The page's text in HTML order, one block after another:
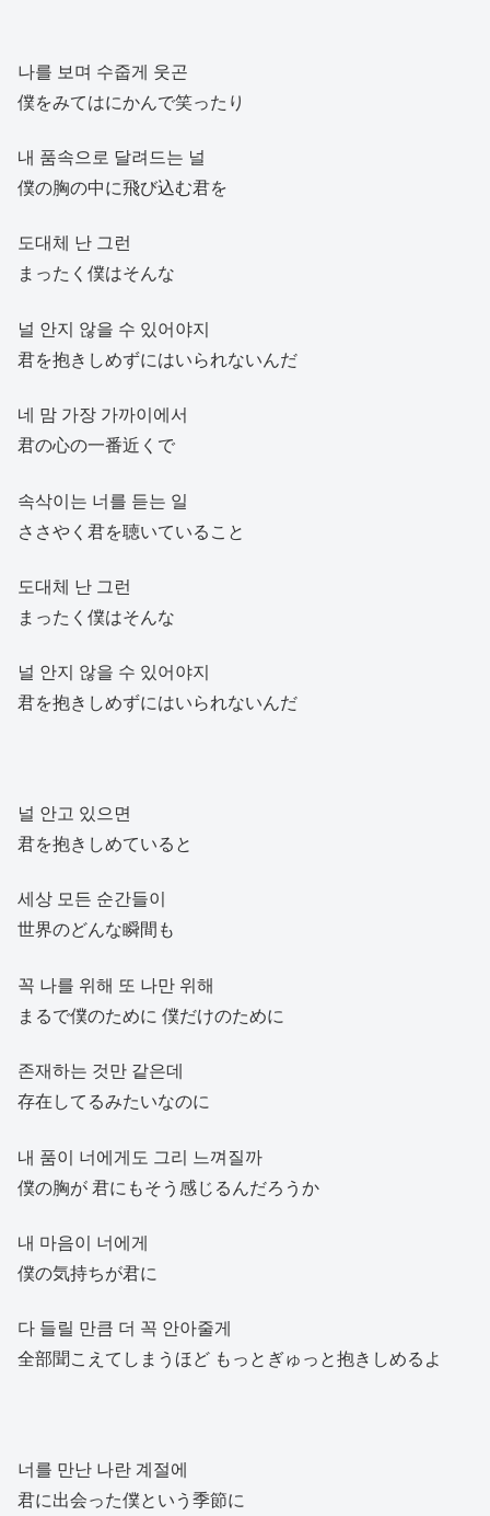
나를 보며 수줍게 웃곤
僕をみてはにかんで笑ったり
내 품속으로 달려드는 널
僕の胸の中に飛び込む君を
도대체 난 그런
まったく僕はそんな
널 안지 않을 수 있어야지
君を抱きしめずにはいられないんだ
네 맘 가장 가까이에서
君の心の一番近くで
속삭이는 너를 듣는 일
ささやく君を聴いていること
도대체 난 그런
まったく僕はそんな
널 안지 않을 수 있어야지
君を抱きしめずにはいられないんだ
널 안고 있으면
君を抱きしめていると
세상 모든 순간들이
世界のどんな瞬間も
꼭 나를 위해 또 나만 위해
まるで僕のために 僕だけのために
존재하는 것만 같은데
存在してるみたいなのに
내 품이 너에게도 그리 느껴질까
僕の胸が 君にもそう感じるんだろうか
내 마음이 너에게
僕の気持ちが君に
다 들릴 만큼 더 꼭 안아줄게
全部聞こえてしまうほど もっとぎゅっと抱きしめるよ
너를 만난 나란 계절에
君に出会った僕という季節に